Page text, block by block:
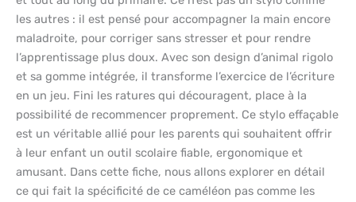
les autres : il est pensé pour accompagner la main encore
maladroite, pour corriger sans stresser et pour rendre
l’apprentissage plus doux. Avec son design d’animal rigolo
et sa gomme intégrée, il transforme l’exercice de l’écriture
en un jeu. Fini les ratures qui découragent, place à la
possibilité de recommencer proprement. Ce stylo effaçable
est un véritable allié pour les parents qui souhaitent offrir
à leur enfant un outil scolaire fiable, ergonomique et
amusant. Dans cette fiche, nous allons explorer en détail
ce qui fait la spécificité de ce caméléon pas comme les